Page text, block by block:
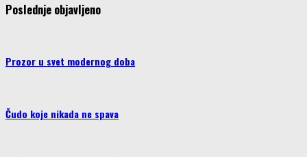
Poslednje objavljeno
Prozor u svet modernog doba
Čudo koje nikada ne spava